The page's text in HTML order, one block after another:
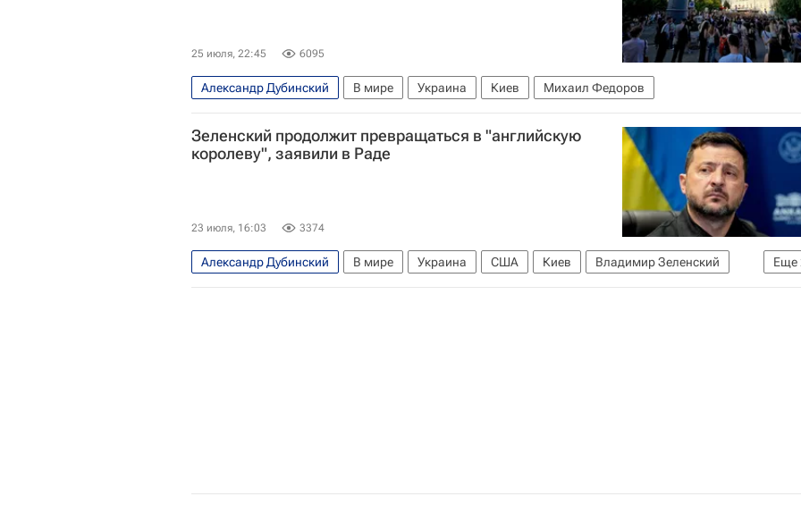
25 июля, 22:45 6095
Александр Дубинский В мире Украина Киев Михаил Федоров
Зеленский продолжит превращаться в "английскую
королеву", заявили в Раде
23 июля, 16:03 3374
Еще
Александр Дубинский В мире Украина США Киев
Владимир Зеленский
Александр Сырский
Вооруженные силы Украины